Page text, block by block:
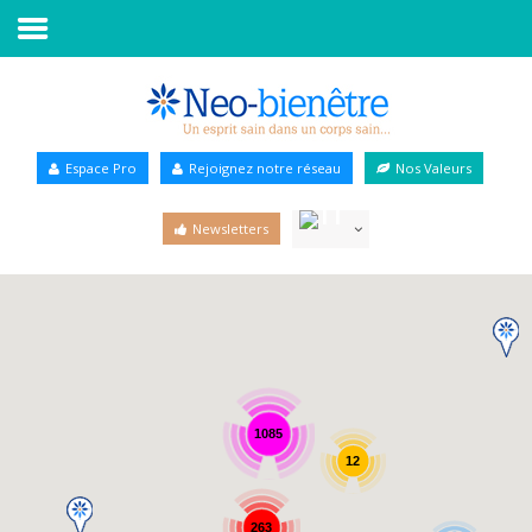
Annuaire Bien-être
Espace Pro Rejoignez notre réseau Nos Valeurs
Newsletters
1085
263
12